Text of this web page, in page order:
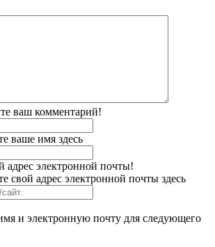
ваш комментарий!
ваше имя здесь
электронной почты!
свой адрес электронной почты здесь
и электронную почту для следующего